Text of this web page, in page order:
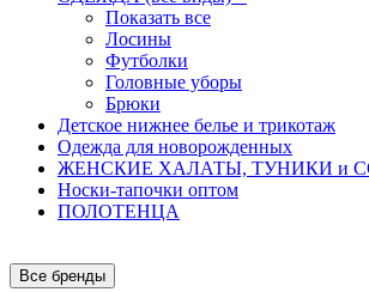
Показать все
Лосины
Футболки
Головные уборы
Брюки
Детское нижнее белье и трикотаж
Одежда для новорожденных
ЖЕНСКИЕ ХАЛАТЫ, ТУНИКИ и
Носки-тапочки оптом
ПОЛОТЕНЦА
Все бренды